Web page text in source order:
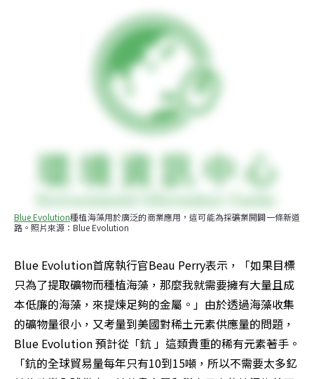
Blue Evolution種植海藻用於廣泛的商業應用，這可能為採礦業開闢一條新道
路。照片來源：Blue Evolution
Blue Evolution首席執行官Beau Perry表示，「如果目標
只為了提取礦物而種植海藻，那麼我就需要擁有大量且成
本低廉的海藻，來提煉足夠的金屬。」由於透過海藻收集
的礦物量很小，又考量到美國對稀土元素供應量的問題，
Blue Evolution 預計從「鈧 」這類貴重的稀有元素著手。
「鈧的全球貿易量每年只有10到15噸，所以不需要太多釔